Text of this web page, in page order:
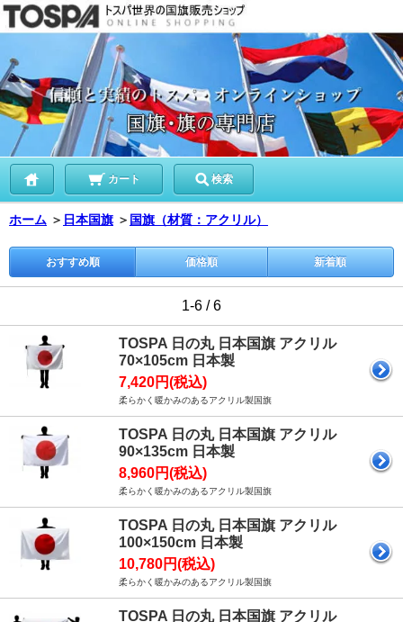
カート 検索
ホーム ＞ 日本国旗 ＞ 国旗（材質：アクリル）
おすすめ順 価格順 新着順
1-6 / 6
TOSPA 日の丸 日本国旗 アクリル
70×105cm 日本製
7,420円(税込)
柔らかく暖かみのあるアクリル製国旗
TOSPA 日の丸 日本国旗 アクリル
90×135cm 日本製
8,960円(税込)
柔らかく暖かみのあるアクリル製国旗
TOSPA 日の丸 日本国旗 アクリル
100×150cm 日本製
10,780円(税込)
柔らかく暖かみのあるアクリル製国旗
TOSPA 日の丸 日本国旗 アクリル